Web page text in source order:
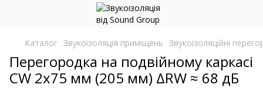
Каталог Звукоізоляція приміщень Звукоізоляційні
Перегородка на подвійному каркасі
CW 2x75 мм (205 мм) ΔRW ≈ 68 дБ